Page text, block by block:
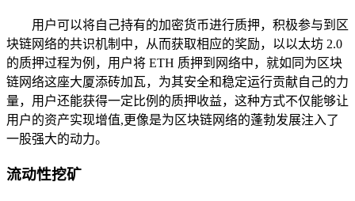
用户可以将自己持有的加密货币进行质押，积极参与到区
块链网络的共识机制中，从而获取相应的奖励，以以太坊 2.0
的质押过程为例，用户将 ETH 质押到网络中，就如同为区块
链网络这座大厦添砖加瓦，为其安全和稳定运行贡献自己的力
量，用户还能获得一定比例的质押收益，这种方式不仅能够让
用户的资产实现增值,更像是为区块链网络的蓬勃发展注入了
一股强大的动力。
流动性挖矿